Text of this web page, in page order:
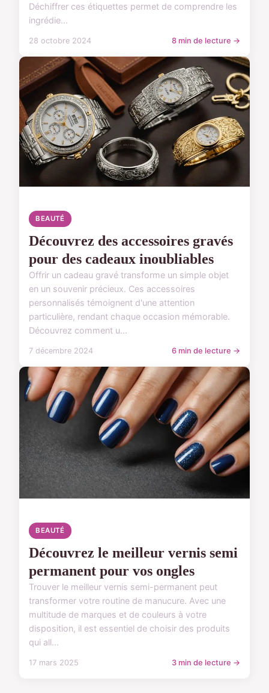
Déchiffrer ces étiquettes permet de comprendre les
ingrédie...
28 octobre 2024 8 min de lecture →
BEAUTÉ
Découvrez des accessoires gravés
pour des cadeaux inoubliables
Offrir un cadeau gravé transforme un simple objet
en un souvenir précieux. Ces accessoires
personnalisés témoignent d'une attention
particulière, rendant chaque occasion mémorable.
Découvrez comment u...
7 décembre 2024 6 min de lecture →
BEAUTÉ
Découvrez le meilleur vernis semi
permanent pour vos ongles
Trouver le meilleur vernis semi-permanent peut
transformer votre routine de manucure. Avec une
multitude de marques et de couleurs à votre
disposition, il est essentiel de choisir des produits
qui all...
17 mars 2025 3 min de lecture →